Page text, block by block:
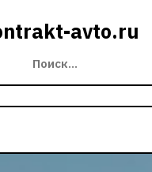
avto.ru